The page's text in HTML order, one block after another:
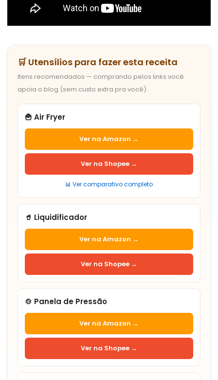
🛒 Utensílios para fazer esta receita
Itens recomendados — comprando pelos links você
apoia o blog (sem custo extra pra você).
🍟 Air Fryer
Ver na Amazon →
Ver na Shopee →
📊 Ver comparativo completo
🥤 Liquidificador
Ver na Amazon →
Ver na Shopee →
🍲 Panela de Pressão
Ver na Amazon →
Ver na Shopee →